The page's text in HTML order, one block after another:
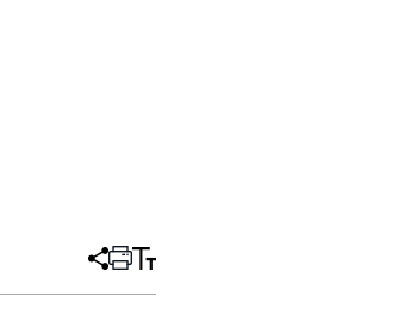
分
文
打 调
大